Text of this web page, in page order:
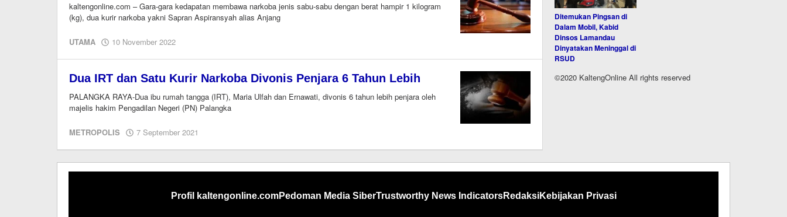
kaltengonline.com – Gara-gara kedapatan membawa narkoba jenis sabu-sabu dengan berat hampir 1 kilogram
(kg), dua kurir narkoba yakni Sapran Aspiransyah alias Anjang
UTAMA 10 November 2022
Dua IRT dan Satu Kurir Narkoba Divonis Penjara 6 Tahun Lebih
PALANGKA RAYA-Dua ibu rumah tangga (IRT), Maria Ulfah dan Ernawati, divonis 6 tahun lebih penjara oleh
majelis hakim Pengadilan Negeri (PN) Palangka
METROPOLIS 7 September 2021
Ditemukan Pingsan di
Dalam Mobil, Kabid
Dinsos Lamandau
Dinyatakan Meninggal di
RSUD
©2020 KaltengOnline All rights reserved
Profil kaltengonline.comPedoman Media SiberTrustworthy News IndicatorsRedaksiKebijakan Privasi